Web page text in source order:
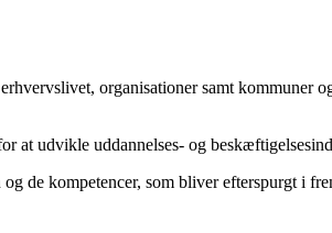
organisationer samt kommuner
at udvikle uddannelses- og
de kompetencer, som bliver efterspurgt i